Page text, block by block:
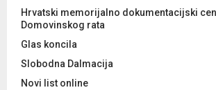
Hrvatski memorijalno dokumentacijski
Domovinskog rata
Glas koncila
Slobodna Dalmacija
Novi list online